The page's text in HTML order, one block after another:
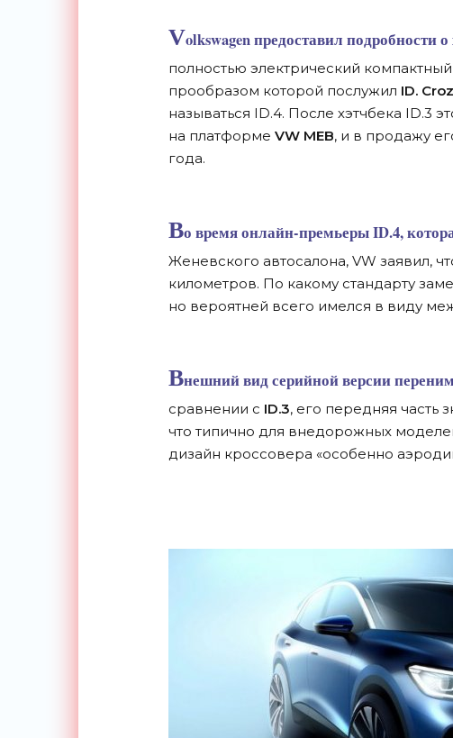
Volkswagen предоставил подробности
полностью электрический
прообразом которой послужил ID.
называться ID.4. После хэтчбека ID.3
на платформе VW MEB, и в продажу
года.
Во время онлайн-премьеры ID.4,
Женевского автосалона, VW заявил,
километров. По какому стандарту
но вероятней всего имелся в виду
Внешний вид серийной версии
сравнении с ID.3, его передняя часть
что типично для внедорожных
дизайн кроссовера «особенно